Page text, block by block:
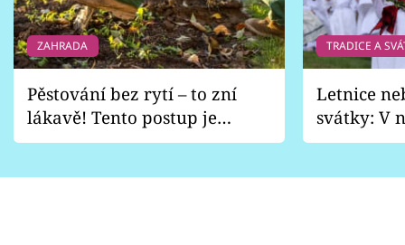
ZAHRADA
Pěstování bez rytí – to zní
lákavě! Tento postup je
vhodný jen pro některé
TRADICE A
Letnice
svátky: V
pondělí